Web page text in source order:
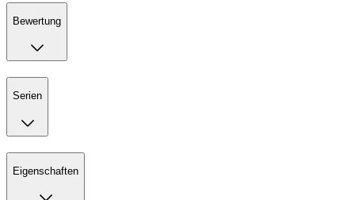
Bewertung
Serien
Eigenschaften